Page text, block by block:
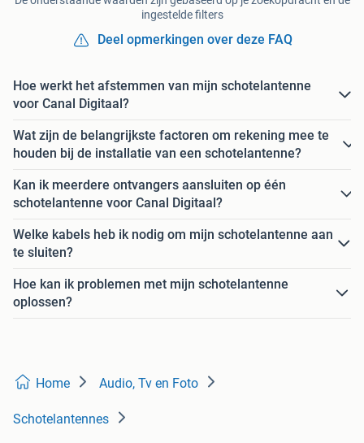
ingestelde filters
Deel opmerkingen over deze FAQ
Hoe werkt het afstemmen van mijn schotelantenne
voor Canal Digitaal?
Wat zijn de belangrijkste factoren om rekening mee te
houden bij de installatie van een schotelantenne?
Kan ik meerdere ontvangers aansluiten op één
schotelantenne voor Canal Digitaal?
Welke kabels heb ik nodig om mijn schotelantenne aan
te sluiten?
Hoe kan ik problemen met mijn schotelantenne
oplossen?
Home Audio, Tv en Foto
Schotelantennes